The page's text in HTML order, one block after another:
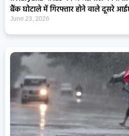
बैंक घोटाले में गिरफ्तार होने वाले दूसरे
June 23, 2026